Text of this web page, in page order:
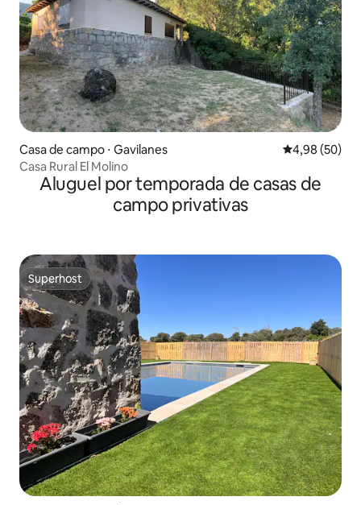
Casa de campo ⋅ Gavilanes 4,98 de uma
4,98 (50)
Casa Rural El Molino
Aluguel por temporada de casas de
campo privativas
Superhost
Superhost